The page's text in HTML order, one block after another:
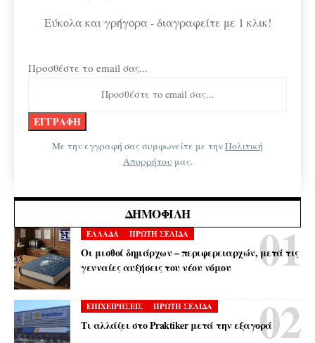
Εύκολα και γρήγορα - διαγραφείτε με 1 κλικ!
Προσθέστε το email σας...
Με την εγγραφή σας συμφωνείτε με τηνΠολιτική
Απορρήτου μας.
ΔΗΜΟΦΙΛΉ
ΕΛΛΑΔΑ ΠΡΩΤΗ ΣΕΛΙΔΑ
Οι μισθοί δημάρχων – περιφερειαρχών, μετά τις
γενναίες αυξήσεις του νέου νόμου
ΕΠΙΧΕΙΡΗΣΕΙΣ ΠΡΩΤΗ ΣΕΛΙΔΑ
Τι αλλάζει στο Praktiker μετά την εξαγορά